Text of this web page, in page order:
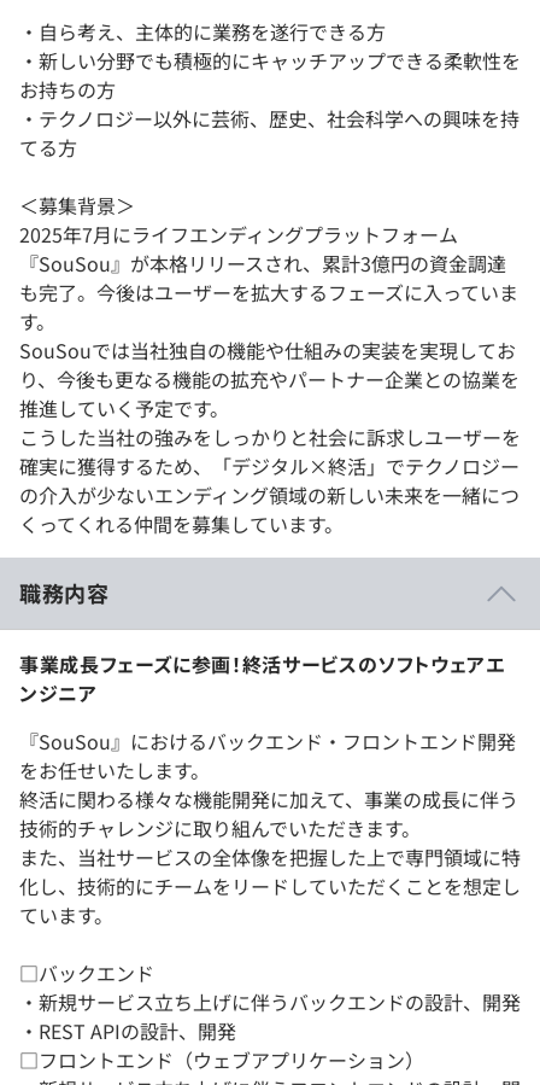
・自ら考え、主体的に業務を遂行できる方
・新しい分野でも積極的にキャッチアップできる柔軟性を
お持ちの方
・テクノロジー以外に芸術、歴史、社会科学への興味を持
てる方
＜募集背景＞
2025年7月にライフエンディングプラットフォーム
『SouSou』が本格リリースされ、累計3億円の資金調達
も完了。今後はユーザーを拡大するフェーズに入っていま
す。
SouSouでは当社独自の機能や仕組みの実装を実現してお
り、今後も更なる機能の拡充やパートナー企業との協業を
推進していく予定です。
こうした当社の強みをしっかりと社会に訴求しユーザーを
確実に獲得するため、「デジタル×終活」でテクノロジー
の介入が少ないエンディング領域の新しい未来を一緒につ
くってくれる仲間を募集しています。
職務内容
事業成長フェーズに参画！終活サービスのソフトウェアエ
ンジニア
『SouSou』におけるバックエンド・フロントエンド開発
をお任せいたします。
終活に関わる様々な機能開発に加えて、事業の成長に伴う
技術的チャレンジに取り組んでいただきます。
また、当社サービスの全体像を把握した上で専門領域に特
化し、技術的にチームをリードしていただくことを想定し
ています。
□バックエンド
・新規サービス立ち上げに伴うバックエンドの設計、開発
・REST APIの設計、開発
□フロントエンド（ウェブアプリケーション）